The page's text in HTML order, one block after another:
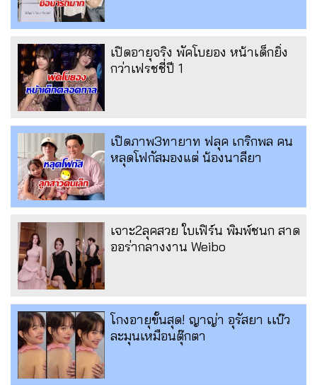
เปิดอายุจริง พัคโบยอง หน้าเด็กยิ่ง
กว่าเฟรชชี่ปี 1
เปิดภาพ3ทายาท ฟลุค เกริกพล คน
หลุดโฟกัสมองแต่ น้องนาลียา
เจาะ2ลุคสวย ใบเฟิร์น พิมพ์ชนก สาด
ออร่ากลางงาน Weibo
โกงอายุขั้นสุด! ญาญ่า อุรัสยา เเบ๊ว
ละมุนเหมือนตุ๊กตา